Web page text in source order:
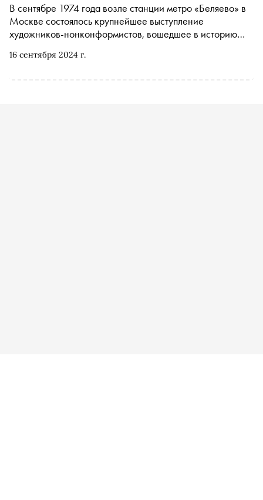
16 сентября 2024 г.
В сентябре 1974 года возле станции метро «Беляево» в
Москве состоялось крупнейшее выступление
художников-нонконформистов, вошедшее в историю
метафора. Милиция натурально уничтожила